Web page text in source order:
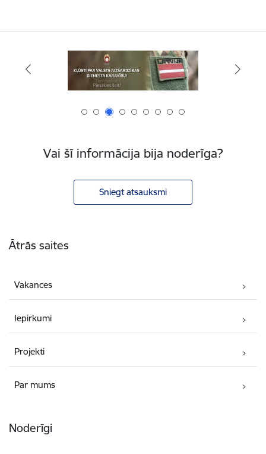
Vai šī informācija bija noderīga?
Sniegt atsauksmi
Ātrās saites
Vakances
Iepirkumi
Projekti
Par mums
Noderīgi